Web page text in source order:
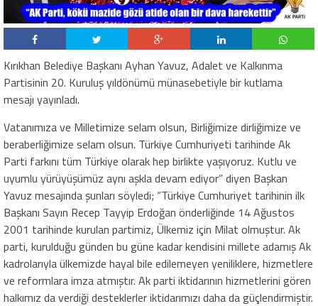
Kırıkhan Belediye Başkanı Ayhan Yavuz, Adalet ve Kalkınma
Partisinin 20. Kuruluş yıldönümü münasebetiyle bir kutlama
mesajı yayınladı.
Vatanımıza ve Milletimize selam olsun, Birliğimize dirliğimize ve
beraberliğimize selam olsun. Türkiye Cumhuriyeti tarihinde Ak
Parti farkını tüm Türkiye olarak hep birlikte yaşıyoruz. Kutlu ve
uyumlu yürüyüşümüz aynı aşkla devam ediyor” diyen Başkan
Yavuz mesajında şunları söyledi; “Türkiye Cumhuriyet tarihinin ilk
Başkanı Sayın Recep Tayyip Erdoğan önderliğinde 14 Ağustos
2001 tarihinde kurulan partimiz, Ülkemiz için Milat olmuştur. Ak
parti, kurulduğu günden bu güne kadar kendisini millete adamış Ak
kadrolarıyla ülkemizde hayal bile edilemeyen yeniliklere, hizmetlere
ve reformlara imza atmıştır. Ak parti iktidarının hizmetlerini gören
halkımız da verdiği desteklerler iktidarımızı daha da güçlendirmiştir.